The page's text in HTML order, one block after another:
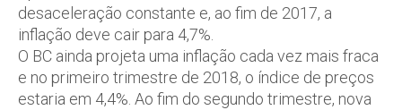
desaceleração constante e, ao fim de 2017, a
inflação deve cair para 4,7%.
O BC ainda projeta uma inflação cada vez mais fraca
e no primeiro trimestre de 2018, o índice de preços
estaria em 4,4%. Ao fim do segundo trimestre, nova